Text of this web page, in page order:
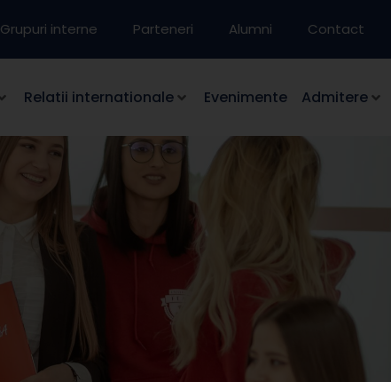
Grupuri interne Parteneri Alumni Contact
Relatii internationale Evenimente Admitere